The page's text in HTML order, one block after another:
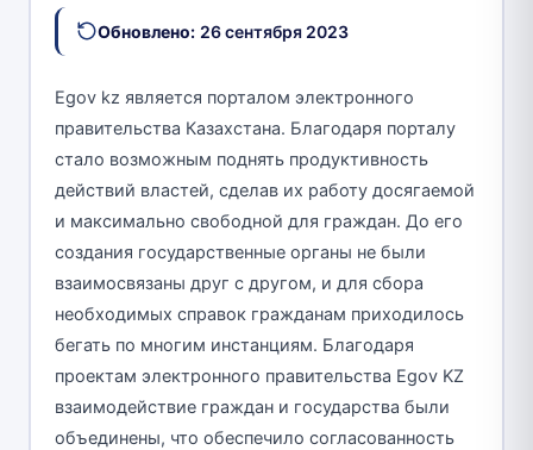
Обновлено: 26 сентября 2023
Egov kz является порталом электронного
правительства Казахстана. Благодаря порталу
стало возможным поднять продуктивность
действий властей, сделав их работу досягаемой
и максимально свободной для граждан. До его
создания государственные органы не были
взаимосвязаны друг с другом, и для сбора
необходимых справок гражданам приходилось
бегать по многим инстанциям. Благодаря
проектам электронного правительства Egov KZ
взаимодействие граждан и государства были
объединены, что обеспечило согласованность